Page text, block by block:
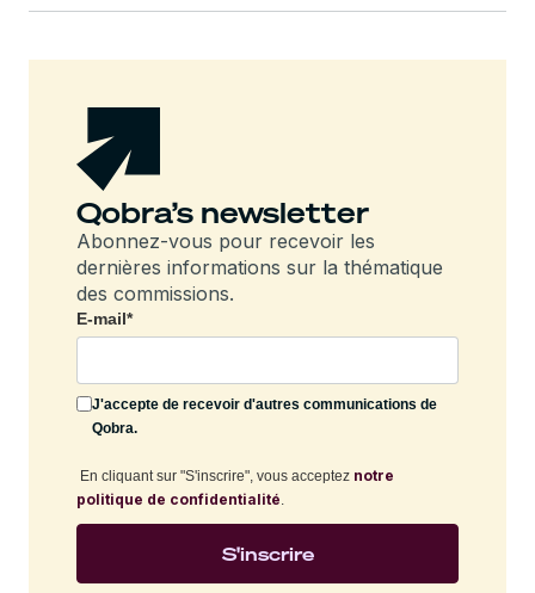
Qobra’s newsletter
Abonnez-vous pour recevoir les
dernières informations sur la thématique
des commissions.
E-mail*
J'accepte de recevoir d'autres communications de
Qobra.
En cliquant sur "S'inscrire", vous acceptez notre
politique de confidentialité.